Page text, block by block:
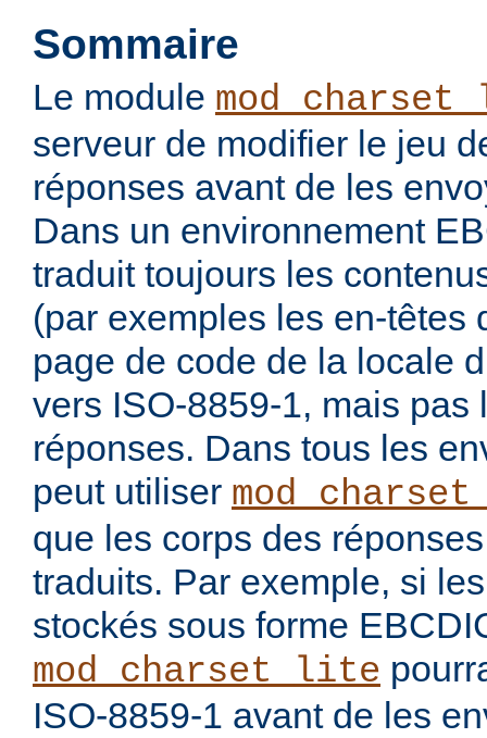
Sommaire
Le module
serveur de modifier le jeu
réponses avant de les
Dans un environnement
traduit toujours les
(par exemples les en-têtes
page de code de la locale
vers ISO-8859-1, mais pas
réponses. Dans tous les
peut utiliser
que les corps des
traduits. Par exemple, si
stockés sous forme
mod_charset_lite
ISO-8859-1 avant de les